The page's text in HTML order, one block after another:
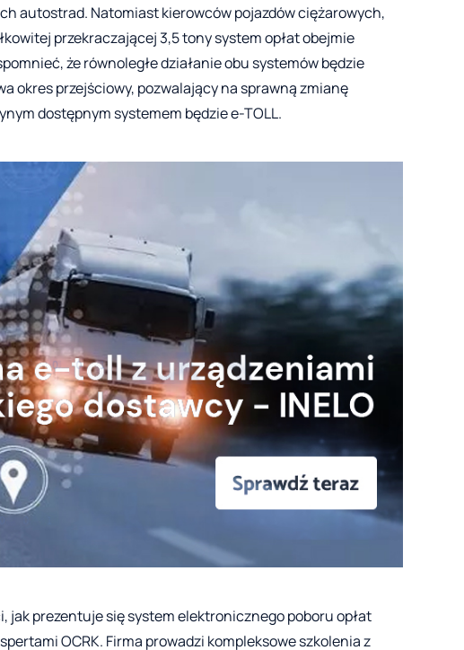
autostrad. Natomiast kierowców pojazdów ciężarowych,
przekraczającej 3,5 tony system opłat obejmie
że równoległe działanie obu systemów będzie
okres przejściowy, pozwalający na sprawną zmianę
dostępnym systemem będzie e-TOLL.
prezentuje się system elektronicznego poboru opłat
OCRK. Firma prowadzi kompleksowe szkolenia z